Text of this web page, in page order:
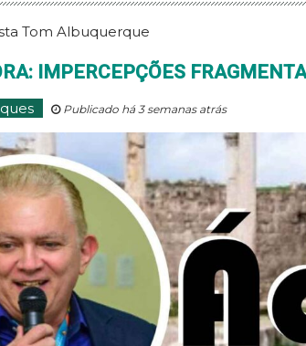
Tom Albuquerque
IMPERCEPÇÕES
Publicado há 3 semanas atrás